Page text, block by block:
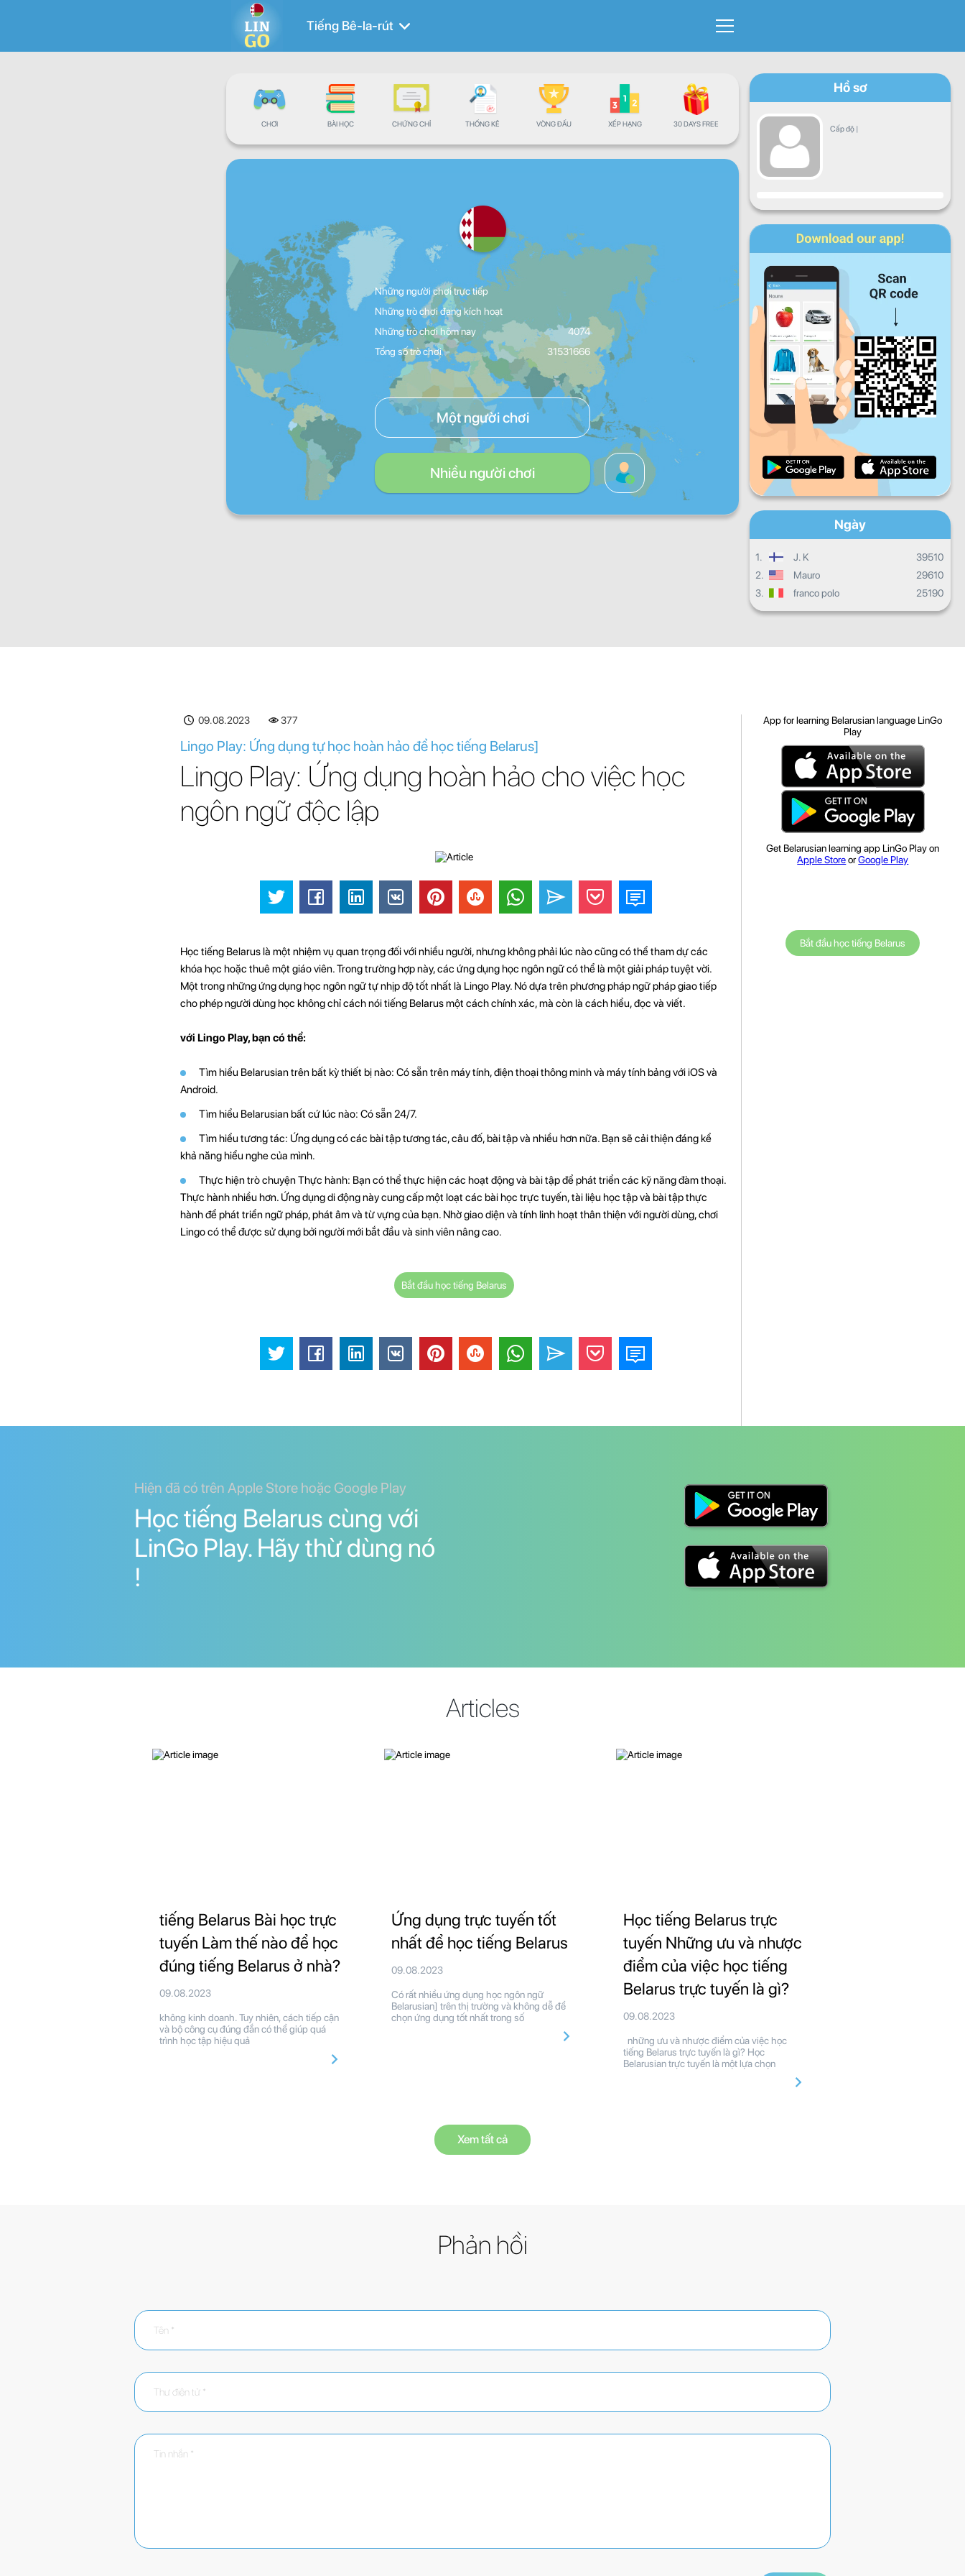
Tiếng Bê-la-rút
CHƠI BÀI HỌC CHỨNG CHỈ THỐNG KÊ VÒNG ĐẤU XẾP HẠNG 30 DAYS FREE
Những người chơi trực tiếp
Những trò chơi đang kích hoạt
Những trò chơi hôm nay
4074
Tổng số trò chơi
31531666
Một người chơi
Nhiều người chơi
Hồ sơ
Cấp độ |
Sự tiến triển
Thứ hai Thứ tư Thứ
Thứ sáu Thứ bảy Chủ
nhật
Quá trình hàng ngày
Quá trình hàng tháng
Sự tiến triển chung
Ngày
1. J. K
39510
2.
Mauro
29610
3.
franco polo 25190
09.08.2023 377
Lingo Play: Ứng dụng tự học hoàn hảo để học tiếng Belarus]
Lingo Play: Ứng dụng hoàn hảo cho việc học
ngôn ngữ độc lập
Học tiếng Belarus là một nhiệm vụ quan trọng đối với nhiều người, nhưng không phải lúc nào cũng có thể tham dự các
khóa học hoặc thuê một giáo viên. Trong trường hợp này, các ứng dụng học ngôn ngữ có thể là một giải pháp tuyệt vời.
Một trong những ứng dụng học ngôn ngữ tự nhịp độ tốt nhất là Lingo Play. Nó dựa trên phương pháp ngữ pháp giao tiếp
cho phép người dùng học không chỉ cách nói tiếng Belarus một cách chính xác, mà còn là cách hiểu, đọc và viết.
với Lingo Play, bạn có thể:
Tìm hiểu Belarusian trên bất kỳ thiết bị nào: Có sẵn trên máy tính, điện thoại thông minh và máy tính bảng với iOS và
Android.
Tìm hiểu Belarusian bất cứ lúc nào: Có sẵn 24/7.
Tìm hiểu tương tác: Ứng dụng có các bài tập tương tác, câu đố, bài tập và nhiều hơn nữa. Bạn sẽ cải thiện đáng kể
khả năng hiểu nghe của mình.
Thực hiện trò chuyện Thực hành: Bạn có thể thực hiện các hoạt động và bài tập để phát triển các kỹ năng đàm thoại.
Thực hành nhiều hơn. Ứng dụng di động này cung cấp một loạt các bài học trực tuyến, tài liệu học tập và bài tập thực
hành để phát triển ngữ pháp, phát âm và từ vựng của bạn. Nhờ giao diện và tính linh hoạt thân thiện với người dùng, chơi
Lingo có thể được sử dụng bởi người mới bắt đầu và sinh viên nâng cao.
Bắt đầu học tiếng Belarus
App for learning Belarusian language LinGo
Play
Get Belarusian learning app LinGo Play on
Apple StoreorGoogle Play
Bắt đầu học tiếng Belarus
Hiện đã có trên Apple Store hoặc Google Play
Học tiếng Belarus cùng với
LinGo Play. Hãy thừ dùng nó
!
Articles
tiếng Belarus Bài học trực
tuyến Làm thế nào để học
đúng tiếng Belarus ở nhà?
09.08.2023
không kinh doanh. Tuy nhiên, cách tiếp cận
và bộ công cụ đúng đắn có thể giúp quá
trình học tập hiệu quả
Ứng dụng trực tuyến tốt
nhất để học tiếng Belarus
09.08.2023
Có rất nhiều ứng dụng học ngôn ngữ
Belarusian] trên thị trường và không dễ để
chọn ứng dụng tốt nhất trong số
Học tiếng Belarus trực
tuyến Những ưu và nhược
điểm của việc học tiếng
Belarus trực tuyến là gì?
09.08.2023
những ưu và nhược điểm của việc học
tiếng Belarus trực tuyến là gì? Học
Belarusian trực tuyến là một lựa chọn
Xem tất cả
Phản hồi